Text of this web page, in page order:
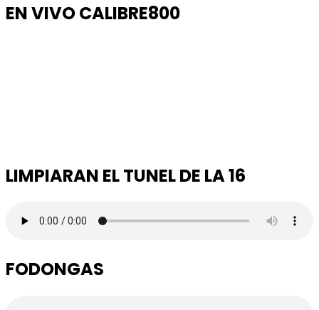
EN VIVO CALIBRE800
LIMPIARAN EL TUNEL DE LA 16
FODONGAS